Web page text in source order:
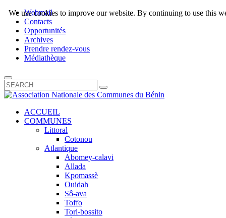
Webmail
Contacts
Opportunités
Archives
Prendre rendez-vous
Médiathèque
ACCUEIL
COMMUNES
Littoral
Cotonou
Atlantique
Abomey-calavi
Allada
Kpomassè
Ouidah
Sô-ava
Toffo
Tori-bossito
We use cookies to improve our website. By continuing to use this